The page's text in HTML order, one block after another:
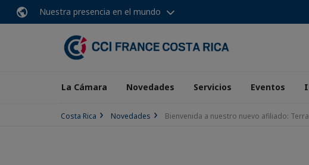
Nuestra presencia en el mundo
La Cámara Novedades Servicios Eventos
Costa Rica Novedades Bienvenida a nuestro nuevo afiliado: